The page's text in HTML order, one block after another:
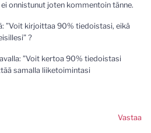
onnistunut joten kommentoin tänne.
”Voit kirjoittaa 90% tiedoistasi, eikä
?
”Voit kertoa 90% tiedoistasi
samalla liiketoimintasi
Vastaa